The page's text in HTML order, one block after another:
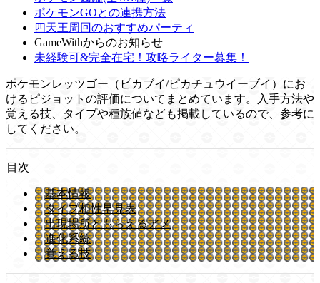
ポケモンGOとの連携方法
四天王周回のおすすめパーティ
GameWithからのお知らせ
未経験可&完全在宅！攻略ライター募集！
ポケモンレッツゴー（ピカブイ/ピカチュウイーブイ）にお
けるピジョットの評価についてまとめています。入手方法や
覚える技、タイプや種族値なども掲載しているので、参考に
してください。
目次
基本情報
タイプ相性早見表
出現場所ともらえるアメ
進化系統
覚える技